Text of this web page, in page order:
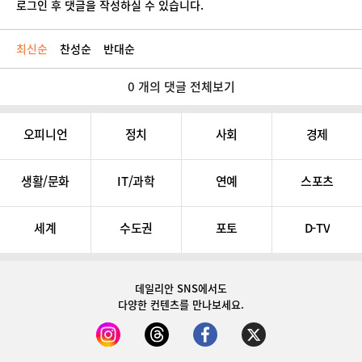
로그인 후 댓글을 작성하실 수 있습니다.
최신순 찬성순 반대순
0 개의 댓글 전체보기
오피니언 정치 사회 경제
생활/문화 IT/과학 연예 스포츠
세계 수도권 포토 D-TV
데일리안 SNS에서도
다양한 컨텐츠를 만나보세요.